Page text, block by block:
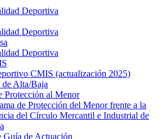
Deportiva
Deportiva
Deportiva
CMIS (actualización 2025)
Alta/Baja
Protección al Menor
de Protección del Menor frente a la
del Círculo Mercantil e Industrial de
Guía de Actuación